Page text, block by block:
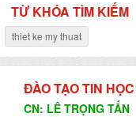
TỪ KHÓA TÌM KIẾM
thiet ke my thuat
ĐÀO TẠO TIN
CN: LÊ TRỌNG TẤN